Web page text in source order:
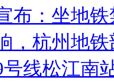
布：坐地铁
，杭州地
号线松江南